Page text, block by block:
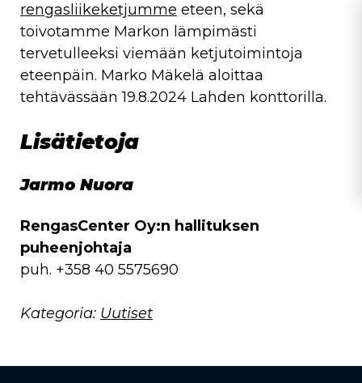
rengasliikeketjumme eteen, sekä
toivotamme Markon lämpimästi
tervetulleeksi viemään ketjutoimintoja
eteenpäin. Marko Mäkelä aloittaa
tehtävässään 19.8.2024 Lahden konttorilla.
Lisätietoja
Jarmo Nuora
RengasCenter Oy:n hallituksen
puheenjohtaja
puh. +358 40 5575690
Kategoria: Uutiset